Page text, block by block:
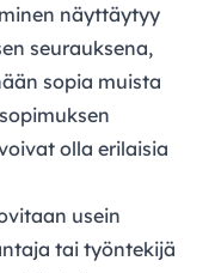
näyttäytyy
seurauksena,
sopia muista
olla erilaisia
usein
tai työntekijä